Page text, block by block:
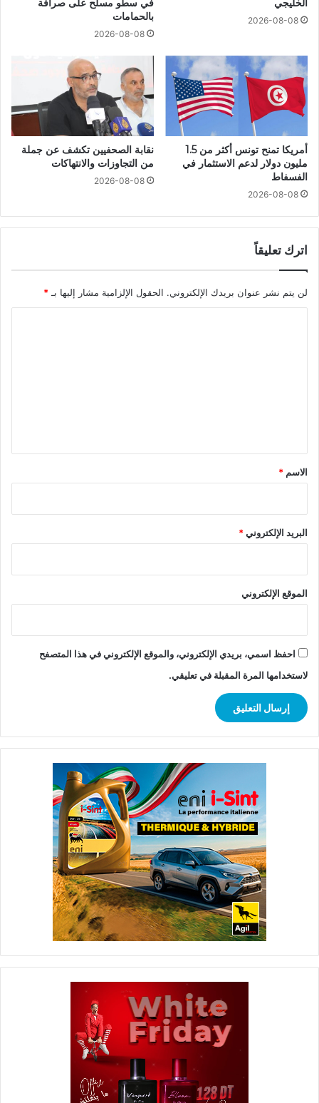
الخليجي
2026-08-08
في سطو مسلح على صرافة
بالحمامات
2026-08-08
أمريكا تمنح تونس أكثر من 1.5
مليون دولار لدعم الاستثمار في
الفسفاط
2026-08-08
نقابة الصحفيين تكشف عن جملة
من التجاوزات والانتهاكات
2026-08-08
اترك تعليقاً
لن يتم نشر عنوان بريدك الإلكتروني. الحقول الإلزامية مشار إليها بـ *
*
الاسم *
البريد الإلكتروني*
الموقع الإلكتروني
احفظ اسمي، بريدي الإلكتروني، والموقع الإلكتروني في هذا المتصفح
لاستخدامها المرة المقبلة في تعليقي.